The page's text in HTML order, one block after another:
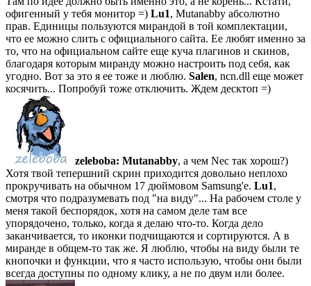
офигенный у тебя монитор =) Lu1, Mutanabby абсолютно
прав. Единицы пользуются мирандой в той комплектации,
что ее можно слить с официального сайта. Ее любят именно за
то, что на официальном сайте еще куча плагинов и скинов,
благодаря которым миранду можно настроить под себя, как
угодно. Вот за это я ее тоже и люблю. Salen, ncn.dll еще может
косячить... Попробуй тоже отключить. Ждем десктоп =)
zeleboba: Mutanabby, а чем Nec так хорош?)
Хотя твой тепершний скрин приходится довольно неплохо
прокручивать на обычном 17 дюймовом Samsung'е. Lu1,
смотря что подразумевать под "на виду"... На рабочем столе у
меня такой беспорядок, хотя на самом деле там все
упорядочено, только, когда я делаю что-то. Когда дело
заканчивается, то иконки подчищаются и сортируются. А в
миранде в общем-то так же. Я люблю, чтобы на виду были те
кнопочки и функции, что я часто использую, чтобы они были
всегда доступны по одному клику, а не по двум или более.